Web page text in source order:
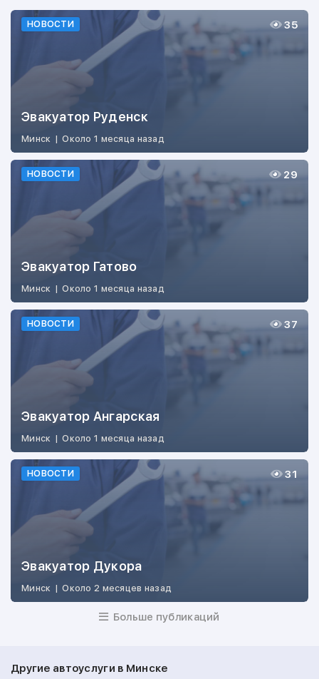
НОВОСТИ
Эвакуатор Руденск
Минск | Около 1 месяца назад
35
НОВОСТИ
Эвакуатор Гатово
Минск | Около 1 месяца назад
29
НОВОСТИ
Эвакуатор Ангарская
Минск | Около 1 месяца назад
37
НОВОСТИ
Эвакуатор Дукора
Минск | Около 2 месяцев назад
31
Больше публикаций
Другие автоуслуги в Минске